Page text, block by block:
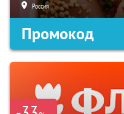
Россия
Промокод